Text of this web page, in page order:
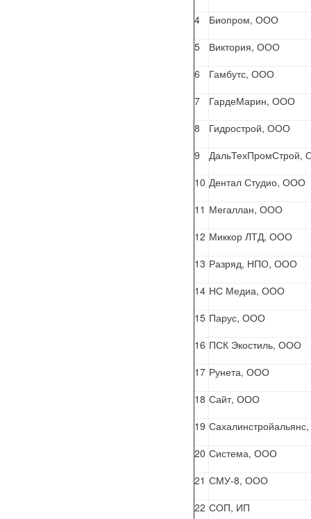
4
Биопром, ООО
5
Виктория, ООО
6
Гамбутс, ООО
7
ГардеМарин, ООО
8
Гидрострой, ООО
9
ДальТехПромСтрой,
10 Дентал Студио, ООО
11 Мегаллан, ООО
12 Миккор ЛТД, ООО
13 Разряд, НПО, ООО
14 НС Медиа, ООО
15 Парус, ООО
16 ПСК Экостиль, ООО
17 Рунета, ООО
18 Сайт, ООО
19
20 Система, ООО
21 СМУ-8, ООО
22 СОП, ИП